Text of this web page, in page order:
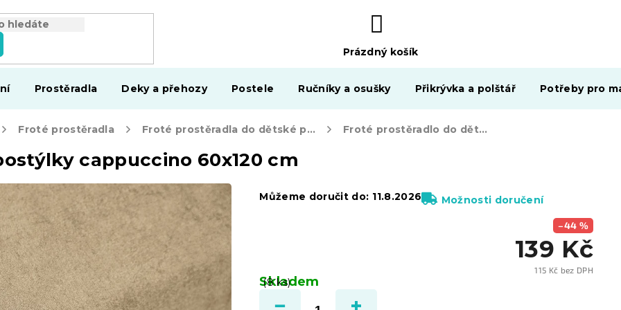
NÁKUPNÍ
KOŠÍK
Prázdný košík
Prostěradla Deky a přehozy Postele Ručníky a osušky Přikrývka a polštář Potřeby pro
Froté prostěradla Froté prostěradla do dětské postýlky Froté prostěradlo do dětské postýlky cappuccino 60x120 cm
cappuccino 60x120 cm
–44 %
139 Kč
115 Kč bez DPH
Skladem
(8 ks)
Můžeme doručit do: 11.8.2026 Možnosti doručení